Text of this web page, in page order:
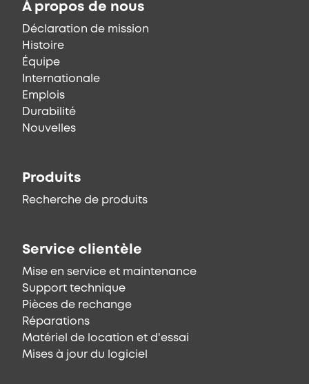
À propos de nous
Déclaration de mission
Histoire
Équipe
Internationale
Emplois
Durabilité
Nouvelles
Produits
Recherche de produits
Service clientèle
Mise en service et maintenance
Support technique
Pièces de rechange
Réparations
Matériel de location et d'essai
Mises à jour du logiciel